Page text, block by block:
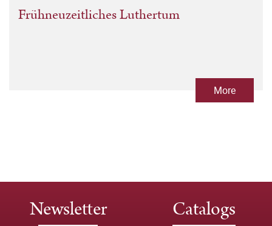
Frühneuzeitliches Luthertum
More
Newsletter Catalogs